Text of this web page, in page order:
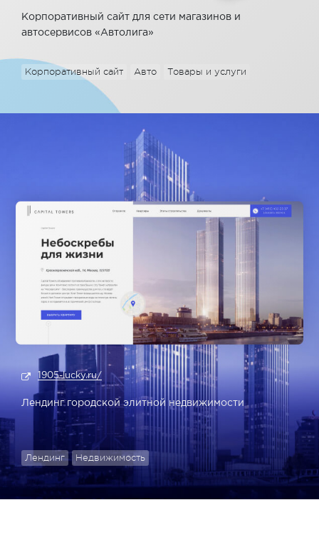
Корпоративный сайт для сети магазинов и
автосервисов «Автолига»
Корпоративный сайт Авто Товары и услуги
1905-lucky.ru/
Лендинг городской элитной недвижимости
Лендинг Недвижимость